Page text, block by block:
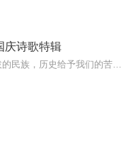
庆诗歌特辑